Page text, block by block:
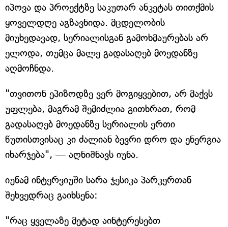
იპოვა და პროექტზე საკუთარ ანკეტას თითქმის
ყოველდღე აგზავნიდა. მცდელობის
მიუხედავად, სერიალისგან გამოხმაურებას არ
ელოდა, თუმცა მალე გადასაღებ მოედანზე
აღმოჩნდა.
"თვითონ ეპიზოდზე ვერ მოგიყვებით, არ მაქვს
უფლება, მაგრამ შემიძლია გითხრათ, რომ
გადასაღებ მოედანზე სერიალის ერთი
წუთისთვისაც კი ძალიან ბევრი დრო და ენერგია
იხარჯება", — აღნიშნავს იუნა.
იუნამ ინტერვიუში სარა ჯესიკა პარკერთან
შეხვედრაც გაიხსენა:
"რაც ყველაზე მეტად აინტერესებთ